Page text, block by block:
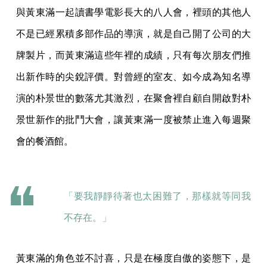
與黃東滿一起讀書學電影長大的八人會，裡頭的其他人
不是已經累積多部作品的導演，就是自己開了公司的大
牌製片，而黃東滿這些年裡的成績，只有每次朋友們推
出新作時的尖銳評價。對曾經的室友、如今成為知名導
演的朴景世的數落尤其激烈，在聚會裡自顧自開啟對朴
景世新作的批鬥大會，讓黃東滿一度被禁止進入每週聚
會的餐酒館。
「要我靜靜待著也太困難了，那樣就等同我
不存在。」
黃東滿的角色並不討喜，只是在極度自傲的姿態下，是